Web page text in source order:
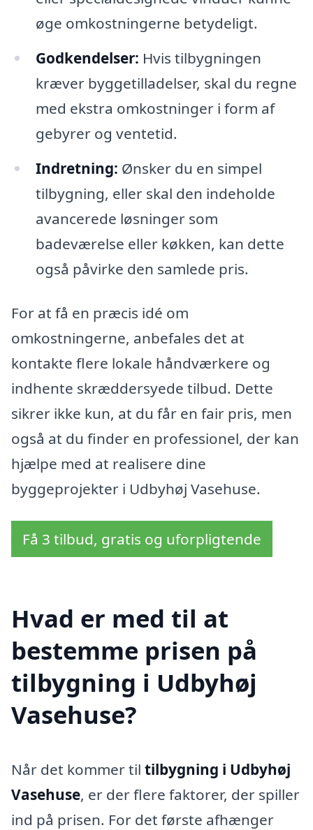
øge omkostningerne betydeligt.
Godkendelser: Hvis tilbygningen
kræver byggetilladelser, skal du regne
med ekstra omkostninger i form af
gebyrer og ventetid.
Indretning: Ønsker du en simpel
tilbygning, eller skal den indeholde
avancerede løsninger som
badeværelse eller køkken, kan dette
også påvirke den samlede pris.
For at få en præcis idé om
omkostningerne, anbefales det at
kontakte flere lokale håndværkere og
indhente skræddersyede tilbud. Dette
sikrer ikke kun, at du får en fair pris, men
også at du finder en professionel, der kan
hjælpe med at realisere dine
byggeprojekter i Udbyhøj Vasehuse.
Få 3 tilbud, gratis og uforpligtende
Hvad er med til at
bestemme prisen på
tilbygning i Udbyhøj
Vasehuse?
Når det kommer til tilbygning i Udbyhøj
Vasehuse, er der flere faktorer, der spiller
ind på prisen. For det første afhænger